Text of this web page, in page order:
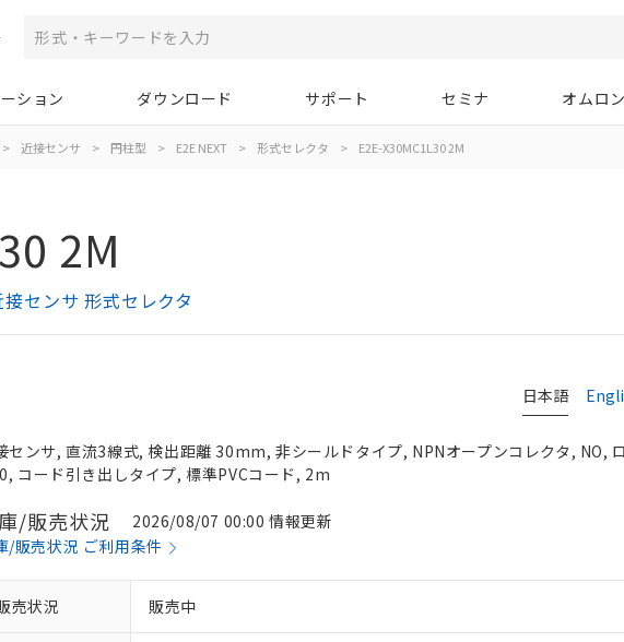
ション ダウンロード サポート セミナ オムロ
> 近接センサ > 円柱型 > E2E NEXT > 形式セレクタ > E2E-X30MC1L30 2M
2M
センサ 形式セレクタ
日本語
センサ, 直流3線式, 検出距離 30mm, 非シールドタイプ, NPNオープンコレクタ, NO,
コード引き出しタイプ, 標準PVCコード, 2m
/販売状況
2026/08/07 00:00 情報更新
/販売状況 ご利用条件
売状況 販売中